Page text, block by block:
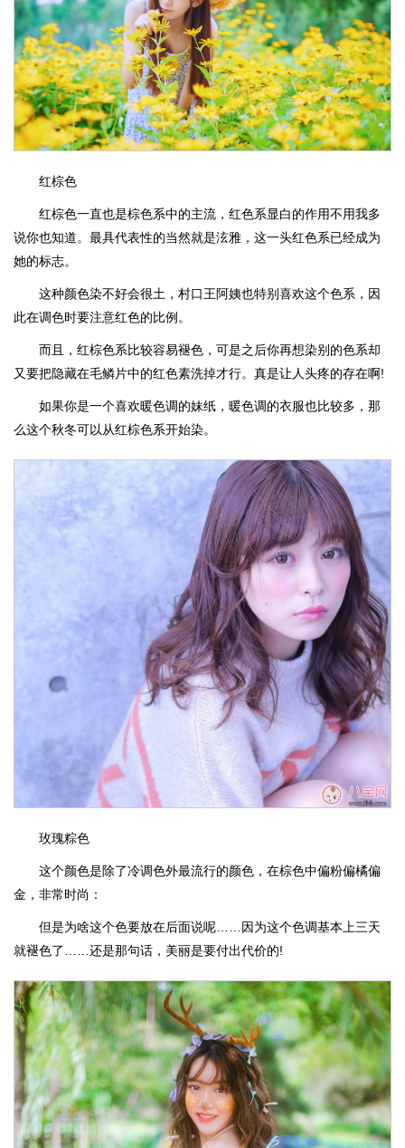
红棕色
红棕色一直也是棕色系中的主流，红色系显白的作用不用我多
说你也知道。最具代表性的当然就是泫雅，这一头红色系已经成为
她的标志。
这种颜色染不好会很土，村口王阿姨也特别喜欢这个色系，因
此在调色时要注意红色的比例。
而且，红棕色系比较容易褪色，可是之后你再想染别的色系却
又要把隐藏在毛鳞片中的红色素洗掉才行。真是让人头疼的存在啊!
如果你是一个喜欢暖色调的妹纸，暖色调的衣服也比较多，那
么这个秋冬可以从红棕色系开始染。
玫瑰粽色
这个颜色是除了冷调色外最流行的颜色，在棕色中偏粉偏橘偏
金，非常时尚：
但是为啥这个色要放在后面说呢……因为这个色调基本上三天
就褪色了……还是那句话，美丽是要付出代价的!